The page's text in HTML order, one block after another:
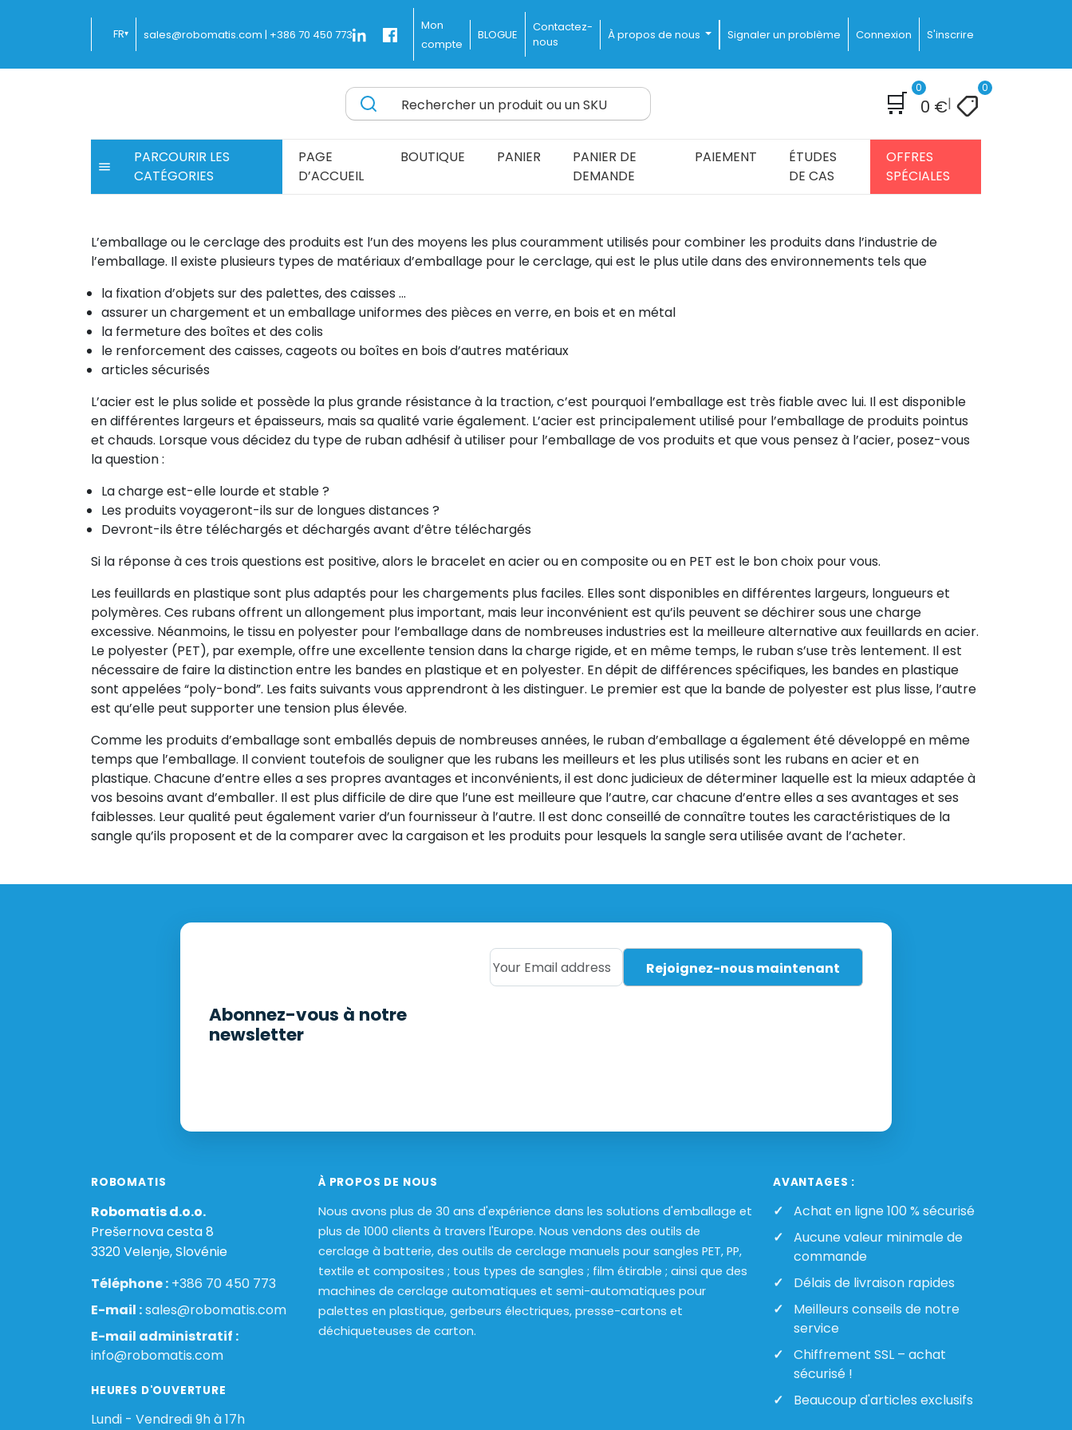
FR▾ sales@robomatis.com | +386 70 450 773
Mon
compte
BLOGUE
Contactez-
nous
À propos de nous Signaler un problème Connexion S'inscrire
Battery Strapping Tools and Packing Machines Delivered Fast and Free
Rechercher un produit ou un SKU 🛒 0
0 €|
0
PARCOURIR LES
CATÉGORIES
PAGE
D’ACCUEIL
BOUTIQUE PANIER
PANIER DE
DEMANDE
PAIEMENT
ÉTUDES
DE CAS
OFFRES
SPÉCIALES
L’emballage ou le cerclage des produits est l’un des moyens les plus couramment utilisés pour combiner les produits dans l’industrie de
l’emballage. Il existe plusieurs types de matériaux d’emballage pour le cerclage, qui est le plus utile dans des environnements tels que
la fixation d’objets sur des palettes, des caisses …
assurer un chargement et un emballage uniformes des pièces en verre, en bois et en métal
la fermeture des boîtes et des colis
le renforcement des caisses, cageots ou boîtes en bois d’autres matériaux
articles sécurisés
L’acier est le plus solide et possède la plus grande résistance à la traction, c’est pourquoi l’emballage est très fiable avec lui. Il est disponible
en différentes largeurs et épaisseurs, mais sa qualité varie également. L’acier est principalement utilisé pour l’emballage de produits pointus
et chauds. Lorsque vous décidez du type de ruban adhésif à utiliser pour l’emballage de vos produits et que vous pensez à l’acier, posez-vous
la question :
La charge est-elle lourde et stable ?
Les produits voyageront-ils sur de longues distances ?
Devront-ils être téléchargés et déchargés avant d’être téléchargés
Si la réponse à ces trois questions est positive, alors le bracelet en acier ou en composite ou en PET est le bon choix pour vous.
Les feuillards en plastique sont plus adaptés pour les chargements plus faciles. Elles sont disponibles en différentes largeurs, longueurs et
polymères. Ces rubans offrent un allongement plus important, mais leur inconvénient est qu’ils peuvent se déchirer sous une charge
excessive. Néanmoins, le tissu en polyester pour l’emballage dans de nombreuses industries est la meilleure alternative aux feuillards en acier.
Le polyester (PET), par exemple, offre une excellente tension dans la charge rigide, et en même temps, le ruban s’use très lentement. Il est
nécessaire de faire la distinction entre les bandes en plastique et en polyester. En dépit de différences spécifiques, les bandes en plastique
sont appelées “poly-bond”. Les faits suivants vous apprendront à les distinguer. Le premier est que la bande de polyester est plus lisse, l’autre
est qu’elle peut supporter une tension plus élevée.
Comme les produits d’emballage sont emballés depuis de nombreuses années, le ruban d’emballage a également été développé en même
temps que l’emballage. Il convient toutefois de souligner que les rubans les meilleurs et les plus utilisés sont les rubans en acier et en
plastique. Chacune d’entre elles a ses propres avantages et inconvénients, il est donc judicieux de déterminer laquelle est la mieux adaptée à
vos besoins avant d’emballer. Il est plus difficile de dire que l’une est meilleure que l’autre, car chacune d’entre elles a ses avantages et ses
faiblesses. Leur qualité peut également varier d’un fournisseur à l’autre. Il est donc conseillé de connaître toutes les caractéristiques de la
sangle qu’ils proposent et de la comparer avec la cargaison et les produits pour lesquels la sangle sera utilisée avant de l’acheter.
Abonnez-vous à notre
newsletter
Your Email address
ROBOMATIS
Robomatis d.o.o.
Prešernova cesta 8
3320 Velenje, Slovénie
Téléphone : +386 70 450 773
E-mail :sales@robomatis.com
E-mail administratif :
info@robomatis.com
HEURES D'OUVERTURE
Lundi - Vendredi 9h à 17h
À PROPOS DE NOUS
Nous avons plus de 30 ans d'expérience dans les solutions d'emballage et
plus de 1000 clients à travers l'Europe. Nous vendons des outils de
cerclage à batterie, des outils de cerclage manuels pour sangles PET, PP,
textile et composites ; tous types de sangles ; film étirable ; ainsi que des
machines de cerclage automatiques et semi-automatiques pour
palettes en plastique, gerbeurs électriques, presse-cartons et
déchiqueteuses de carton.
AVANTAGES :
Achat en ligne 100 % sécurisé
Aucune valeur minimale de
commande
Délais de livraison rapides
Meilleurs conseils de notre
service
Chiffrement SSL – achat
sécurisé !
Beaucoup d'articles exclusifs